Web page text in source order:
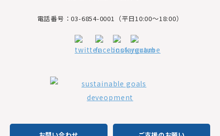
電話番号：03-6854-0001（平日10:00～18:00）